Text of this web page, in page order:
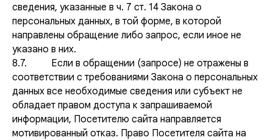
сведения, указанные в ч. 7 ст. 14 Закона о
персональных данных, в той форме, в которой
направлены обращение либо запрос, если иное не
указано в них.
8.7. Если в обращении (запросе) не отражены в
соответствии с требованиями Закона о персональных
данных все необходимые сведения или субъект не
обладает правом доступа к запрашиваемой
информации, Посетителю сайта направляется
мотивированный отказ. Право Посетителя сайта на